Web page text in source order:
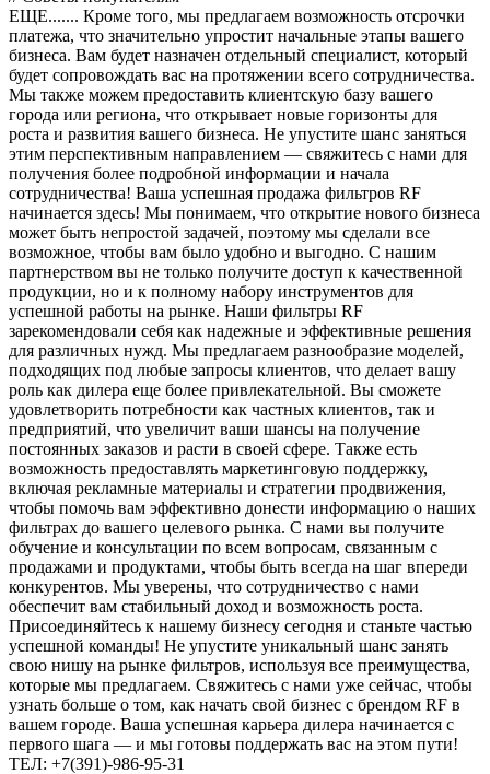
ЕЩЕ....... Кроме того, мы предлагаем возможность отсрочки
платежа, что значительно упростит начальные этапы вашего
бизнеса. Вам будет назначен отдельный специалист, который
будет сопровождать вас на протяжении всего сотрудничества.
Мы также можем предоставить клиентскую базу вашего
города или региона, что открывает новые горизонты для
роста и развития вашего бизнеса. Не упустите шанс заняться
этим перспективным направлением — свяжитесь с нами для
получения более подробной информации и начала
сотрудничества! Ваша успешная продажа фильтров RF
начинается здесь! Мы понимаем, что открытие нового бизнеса
может быть непростой задачей, поэтому мы сделали все
возможное, чтобы вам было удобно и выгодно. С нашим
партнерством вы не только получите доступ к качественной
продукции, но и к полному набору инструментов для
успешной работы на рынке. Наши фильтры RF
зарекомендовали себя как надежные и эффективные решения
для различных нужд. Мы предлагаем разнообразие моделей,
подходящих под любые запросы клиентов, что делает вашу
роль как дилера еще более привлекательной. Вы сможете
удовлетворить потребности как частных клиентов, так и
предприятий, что увеличит ваши шансы на получение
постоянных заказов и расти в своей сфере. Также есть
возможность предоставлять маркетинговую поддержку,
включая рекламные материалы и стратегии продвижения,
чтобы помочь вам эффективно донести информацию о наших
фильтрах до вашего целевого рынка. С нами вы получите
обучение и консультации по всем вопросам, связанным с
продажами и продуктами, чтобы быть всегда на шаг впереди
конкурентов. Мы уверены, что сотрудничество с нами
обеспечит вам стабильный доход и возможность роста.
Присоединяйтесь к нашему бизнесу сегодня и станьте частью
успешной команды! Не упустите уникальный шанс занять
свою нишу на рынке фильтров, используя все преимущества,
которые мы предлагаем. Свяжитесь с нами уже сейчас, чтобы
узнать больше о том, как начать свой бизнес с брендом RF в
вашем городе. Ваша успешная карьера дилера начинается с
первого шага — и мы готовы поддержать вас на этом пути!
ТЕЛ: +7(391)-986-95-31